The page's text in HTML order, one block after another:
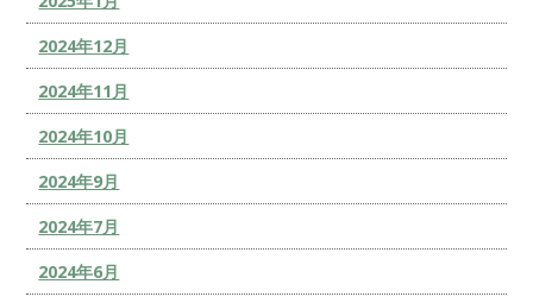
2024年12月
2024年11月
2024年10月
2024年9月
2024年7月
2024年6月